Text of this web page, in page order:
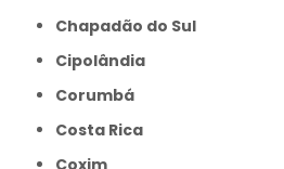
Chapadão do Sul
Cipolândia
Corumbá
Costa Rica
Coxim